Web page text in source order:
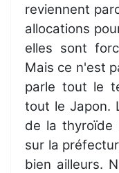
reviennent
allocations
elles sont
Mais ce n'est
parle tout le
tout le Japon.
de la thyroïde
sur la
bien ailleurs.